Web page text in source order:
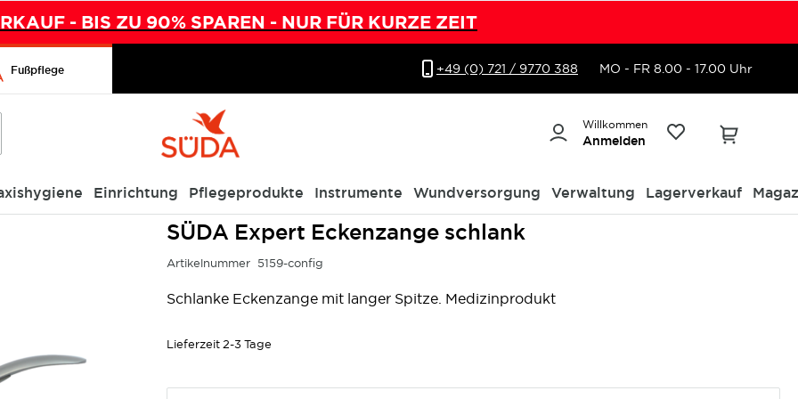
- BIS ZU 90% SPAREN - NUR FÜR KURZE ZEIT
Fußpflege +49 (0) 721 / 9770 388 MO - FR 8.00 - 17.00 Uhr
Willkommen
Anmelden
Einrichtung Pflegeprodukte Instrumente Wundversorgung Verwaltung Lagerverkauf
SÜDA Expert Eckenzange schlank
Artikelnummer 5159-config
Schlanke Eckenzange mit langer Spitze. Medizinprodukt
Lieferzeit 2-3 Tage